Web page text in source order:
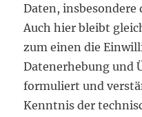
Daten, insbesondere
Auch hier bleibt
zum einen die
Datenerhebung und
formuliert und
Kenntnis der